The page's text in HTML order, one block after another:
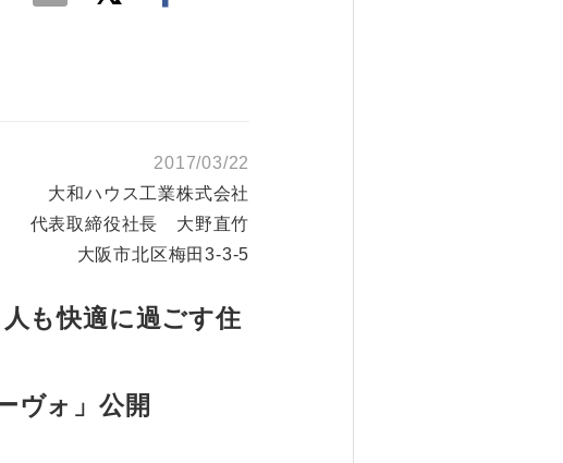
2017/03/22
大和ハウス工業株式会社
代表取締役社長 大野直竹
大阪市北区梅田3-3-5
も快適に過ごす住
ヴォ」公開